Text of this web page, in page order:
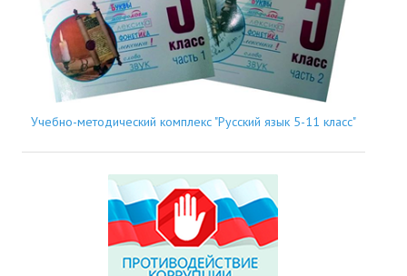
Учебно-методический комплекс "Русский язык 5-11 класс"